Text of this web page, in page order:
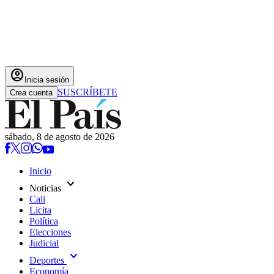
account_circle Inicia sesión
Crea cuenta SUSCRÍBETE
sábado, 8 de agosto de 2026
Inicio
Noticias expand_more
Cali
Licita
Política
Elecciones
Judicial
Deportes expand_more
Economía